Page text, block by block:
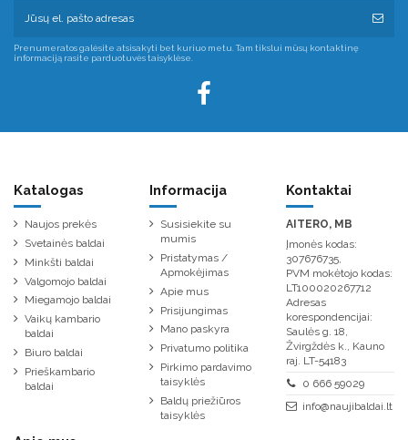
Prenumeratos galėsite atsisakyti bet kuriuo metu. Tam tikslui mūsų kontaktinę
informaciją rasite parduotuvės taisyklėse.
Katalogas
Naujos prekės
Svetainės baldai
Minkšti baldai
Valgomojo baldai
Miegamojo baldai
Vaikų kambario
baldai
Biuro baldai
Prieškambario
baldai
Informacija
Susisiekite su
mumis
Pristatymas /
Apmokėjimas
Apie mus
Prisijungimas
Mano paskyra
Privatumo politika
Pirkimo pardavimo
taisyklės
Baldų priežiūros
taisyklės
Kontaktai
AITERO, MB
Įmonės kodas:
307676735,
PVM mokėtojo kodas:
LT100020267712
Adresas
korespondencijai:
Saulės g. 18,
Žvirgždės k., Kauno
raj. LT-54183
0 666 59029
info@naujibaldai.lt